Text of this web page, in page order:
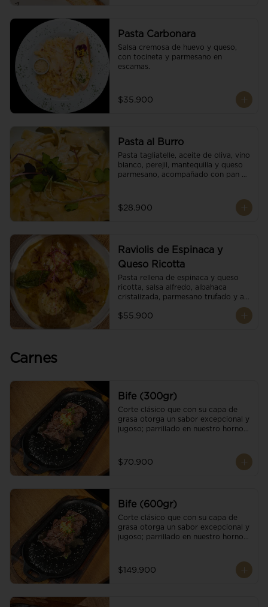
Pasta Carbonara
Salsa cremosa de huevo y queso,
con tocineta y parmesano en
escamas.
$35.900
Pasta al Burro
Pasta tagliatelle, aceite de oliva, vino
blanco, perejil, mantequilla y queso
parmesano, acompañado con pan
$28.900
Raviolis de Espinaca y
Queso Ricotta
Pasta rellena de espinaca y queso
ricotta, salsa alfredo, albahaca
cristalizada, parmesano trufado y ajo
$55.900
Carnes
Bife (300gr)
Corte clásico que con su capa de
grasa otorga un sabor excepcional y
jugoso; parrillado en nuestro horno
cristales de sal y mantequilla de ajo
y pimientos. Una guarnición a
$70.900
Bife (600gr)
Corte clásico que con su capa de
grasa otorga un sabor excepcional y
jugoso; parrillado en nuestro horno
cristales de sal y mantequilla de ajo
y pimientos. Dos guarniciones a
$149.900